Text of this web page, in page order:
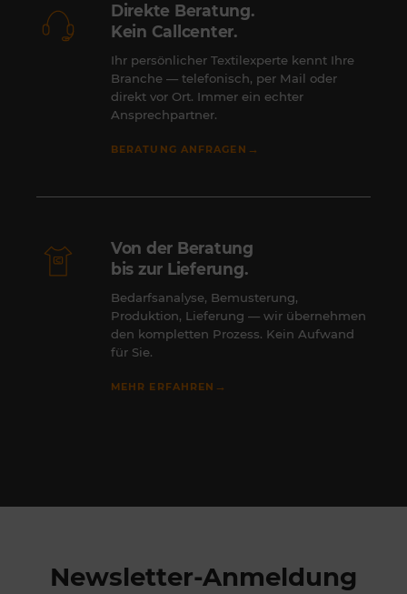
Direkte Beratung.
Kein Callcenter.
Ihr persönlicher Textilexperte kennt Ihre
Branche — telefonisch, per Mail oder
direkt vor Ort. Immer ein echter
Ansprechpartner.
BERATUNG ANFRAGEN →
Von der Beratung
bis zur Lieferung.
Bedarfsanalyse, Bemusterung,
Produktion, Lieferung — wir übernehmen
den kompletten Prozess. Kein Aufwand
für Sie.
MEHR ERFAHREN →
Newsletter-Anmeldung